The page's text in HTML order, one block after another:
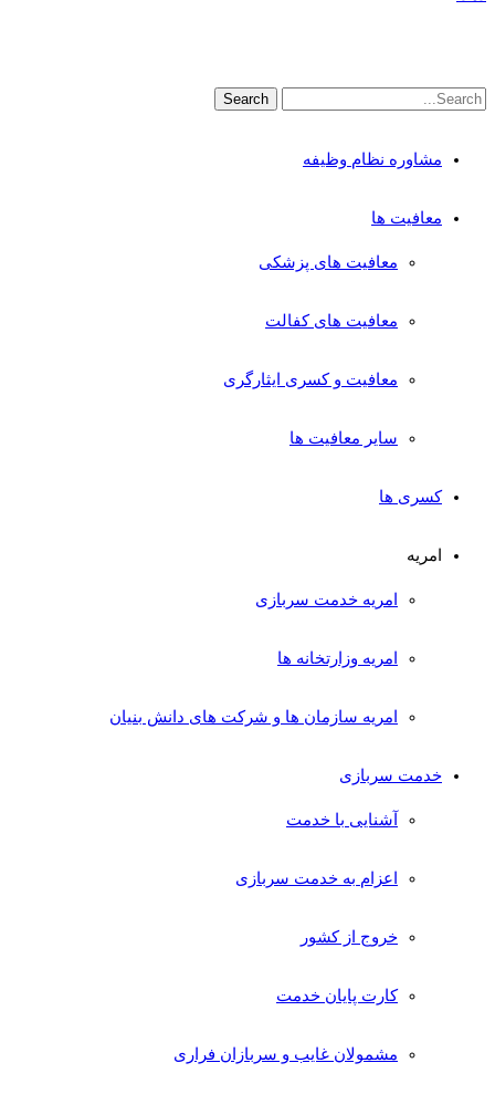
مشاوره نظام وظیفه
معافیت ها
معافیت های پزشکی
معافیت های کفالت
معافیت و کسری ایثارگری
سایر معافیت ها
کسری ها
امریه
امریه خدمت سربازی
امریه وزارتخانه ها
امریه سازمان ها و شرکت های دانش بنیان
خدمت سربازی
آشنایی با خدمت
اعزام به خدمت سربازی
خروج از کشور
کارت پایان خدمت
مشمولان غایب و سربازان فراری